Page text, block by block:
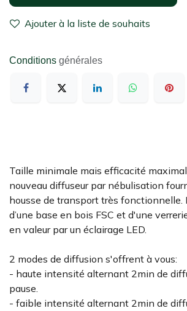
Ajouter à la liste de souhaits
Conditions générales
Taille minimale mais efficacité
nouveau diffuseur par nébulisation
housse de transport très fonctionnelle.
d’une base en bois FSC et d'une
en valeur par un éclairage LED.
2 modes de diffusion s'offrent à vous:
- haute intensité alternant 2min de
pause.
- faible intensité alternant 2min de